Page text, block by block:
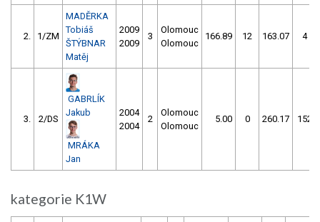
2. 1/ZM
MADĚRKA
Tobiáš
ŠTÝBNAR
Matěj
2009
2009
3
Olomouc
Olomouc
166.89 12 163.07 4
3. 2/DS
GABRLÍK
Jakub
MRÁKA
Jan
2004
2004
2
Olomouc
Olomouc
5.00 0 260.17 152
kategorie K1W